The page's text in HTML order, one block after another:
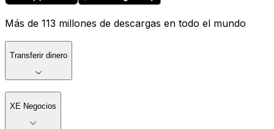
Más de 113 millones de descargas en todo el mundo
Transferir dinero
XE Negocios